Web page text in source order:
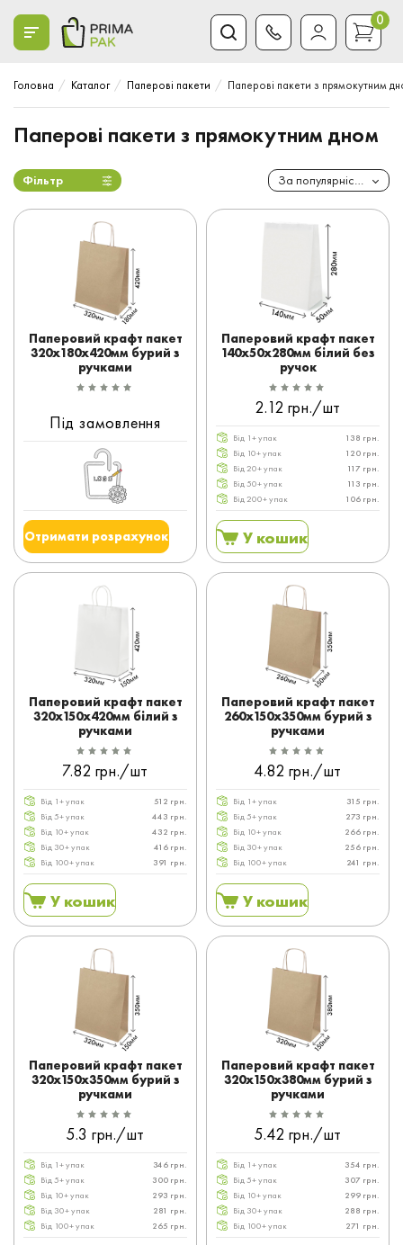
0
Головна Каталог Паперові пакети Паперові пакети з прямокутним
Паперові пакети з прямокутним дном
Фільтр За популярністю
Паперовий крафт пакет
320x180x420мм бурий з
ручками
Під замовлення
Отримати розрахунок
Паперовий крафт пакет
140x50x280мм білий без
ручок
2.12 грн./шт
Від 1+ упак
138 грн.
Від 10+ упак
120 грн.
Від 20+ упак
117 грн.
Від 50+ упак
113 грн.
Від 200+ упак
106 грн.
У кошик
Паперовий крафт пакет
320x150x420мм білий з
ручками
7.82 грн./шт
Від 1+ упак
512 грн.
Від 5+ упак
443 грн.
Від 10+ упак
432 грн.
Від 30+ упак
416 грн.
Від 100+ упак
391 грн.
У кошик
Паперовий крафт пакет
260x150x350мм бурий з
ручками
4.82 грн./шт
Від 1+ упак
315 грн.
Від 5+ упак
273 грн.
Від 10+ упак
266 грн.
Від 30+ упак
256 грн.
Від 100+ упак
241 грн.
У кошик
Паперовий крафт пакет
320x150x350мм бурий з
ручками
5.3 грн./шт
Від 1+ упак
346 грн.
Від 5+ упак
300 грн.
Від 10+ упак
293 грн.
Від 30+ упак
281 грн.
Від 100+ упак
265 грн.
Паперовий крафт пакет
320x150x380мм бурий з
ручками
5.42 грн./шт
Від 1+ упак
354 грн.
Від 5+ упак
307 грн.
Від 10+ упак
299 грн.
Від 30+ упак
288 грн.
Від 100+ упак
271 грн.